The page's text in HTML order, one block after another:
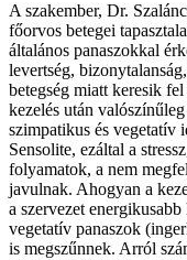
A szakember, Dr.
főorvos betegei
általános panaszokkal
levertség,
betegség miatt keresik
kezelés után
szimpatikus és vegetatív
Sensolite, ezáltal a
folyamatok, a nem
javulnak. Ahogyan a
a szervezet
vegetatív panaszok
is megszűnnek. Arról